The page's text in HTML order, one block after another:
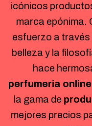
icónicos
marca epónima.
esfuerzo a través
belleza y la
hace
perfumería online
la gama de
mejores precios